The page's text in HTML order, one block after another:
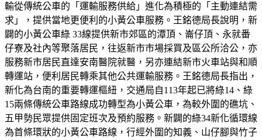
輸從傳統公車的「運輸服務供給」進化為積極的「主動連結需
求」，提供當地更便利的小黃公車服務。王銘德局長說明，新
闢的小黃公車綠 33線提供新市郊區的潭頂、崙仔頂、永就番
仔寮及社內等聚落居民，往返新市市場採買及區公所洽公，亦
服務新市居民直達安南醫院就醫，另亦連結新市火車站與和順
轉運站，便利居民轉乘其他公共運輸服務。王銘德局長指出，
新化為台南的重要轉運樞紐，交通局自113年起已將綠14、綠
15兩條傳統公車路線成功轉型為小黃公車，為較外圍的礁坑、
五甲勢民眾提供固定班次及預約服務。新闢的綠34新化循環線
為首條環狀的小黃公車路線，行經外圍的知義、山仔腳與竹子